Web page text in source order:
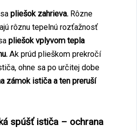
sapliešok zahrieva. Rôzne
rôznu tepelnú rozťažnosť
pliešok vplyvom tepla
Ak prúd plieškom prekročí
ohne sa po určitej dobe
zámok ističa a ten preruší
spúšť ističa – ochrana